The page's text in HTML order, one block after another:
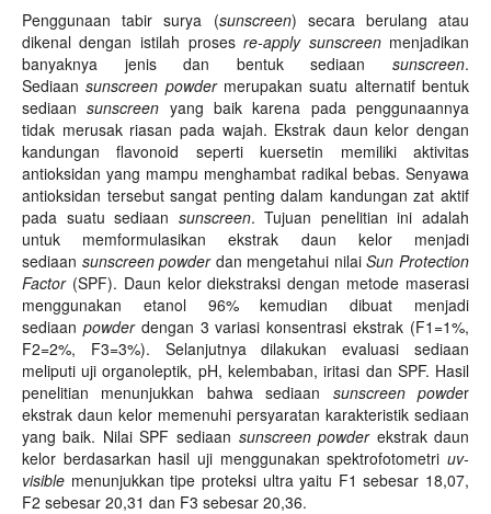
Penggunaan tabir surya (sunscreen) secara berulang atau
dikenal dengan istilah prosesre-apply sunscreenmenjadikan
banyaknya jenis dan bentuk sediaansunscreen.
Sediaansunscreen powdermerupakan suatu alternatif bentuk
sediaansunscreen yang baik karena pada penggunaannya
tidak merusak riasan pada wajah. Ekstrak daun kelor dengan
kandungan flavonoid seperti kuersetin memiliki aktivitas
antioksidan yang mampu menghambat radikal bebas. Senyawa
antioksidan tersebut sangat penting dalam kandungan zat aktif
pada suatu sediaan sunscreen. Tujuan penelitian ini adalah
untuk memformulasikan ekstrak daun kelor menjadi
sediaan sunscreen powderdan mengetahui nilaiSun Protection
Factor(SPF). Daun kelor diekstraksi dengan metode maserasi
menggunakan etanol 96% kemudian dibuat menjadi
sediaan powderdengan 3 variasi konsentrasi ekstrak (F1=1%,
F2=2%, F3=3%). Selanjutnya dilakukan evaluasi sediaan
meliputi uji organoleptik, pH, kelembaban, iritasi dan SPF. Hasil
penelitian menunjukkan bahwa sediaan sunscreen powder
ekstrak daun kelor memenuhi persyaratan karakteristik sediaan
yang baik. Nilai SPF sediaan sunscreen powderekstrak daun
kelor berdasarkan hasil uji menggunakan spektrofotometriuv-
visiblemenunjukkan tipe proteksi ultra yaitu F1 sebesar 18,07,
F2 sebesar 20,31 dan F3 sebesar 20,36.